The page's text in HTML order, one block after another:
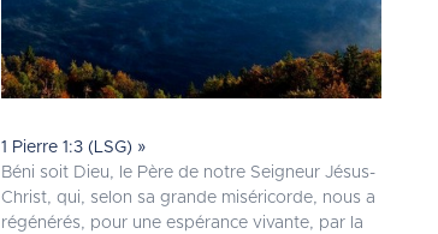
1 Pierre 1:3 (LSG) »
Béni soit Dieu, le Père de notre Seigneur Jésus-
Christ, qui, selon sa grande miséricorde, nous a
régénérés, pour une espérance vivante, par la